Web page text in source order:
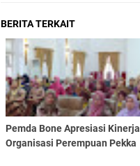
BERITA TERKAIT
Pemda Bone Apresiasi Kinerja
Organisasi Perempuan Pekka